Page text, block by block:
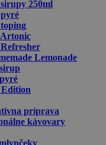
250ml
Lemonade
príprava
kávovary